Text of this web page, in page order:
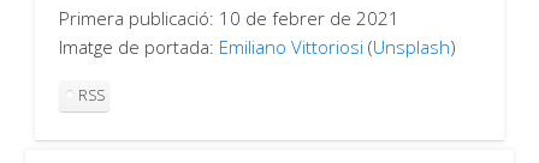
Primera publicació: 10 de febrer de 2021
Imatge de portada: Emiliano Vittoriosi(Unsplash)
RSS